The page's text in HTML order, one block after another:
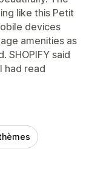
like this Petit
devices
amenities as
SHOPIFY said
had read